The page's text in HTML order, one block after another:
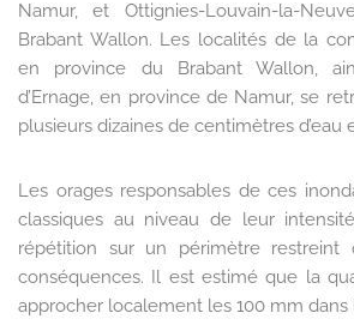
Namur, et Ottignies-Louvain-la-
Brabant Wallon. Les localités de la
en province du Brabant Wallon,
d’Ernage, en province de Namur, se
plusieurs dizaines de centimètres d’eau
Les orages responsables de ces
classiques au niveau de leur
répétition sur un périmètre
conséquences. Il est estimé que la
approcher localement les 100 mm dans